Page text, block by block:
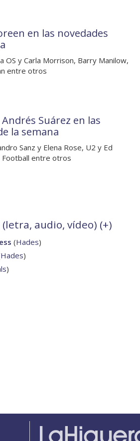
en las novedades
OS y Carla Morrison, Barry Manilow,
entre otros
Suárez en las
la semana
Sanz y Elena Rose, U2 y Ed
Football entre otros
(letra, audio, vídeo) (+)
(Hades)
Hades)
)